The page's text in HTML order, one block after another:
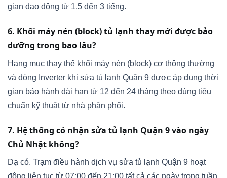
gian dao động từ 1.5 đến 3 tiếng.
6. Khối máy nén (block) tủ lạnh thay mới được bảo
dưỡng trong bao lâu?
Hạng mục thay thế khối máy nén (block) cơ thông thường
và dòng Inverter khi sửa tủ lạnh Quận 9 được áp dụng thời
gian bảo hành dài hạn từ 12 đến 24 tháng theo đúng tiêu
chuẩn kỹ thuật từ nhà phân phối.
7. Hệ thống có nhận sửa tủ lạnh Quận 9 vào ngày
Chủ Nhật không?
Dạ có. Trạm điều hành dịch vụ sửa tủ lạnh Quận 9 hoạt